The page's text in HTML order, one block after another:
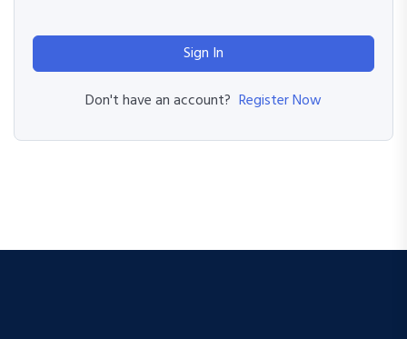
Sign In
Don't have an account? Register Now